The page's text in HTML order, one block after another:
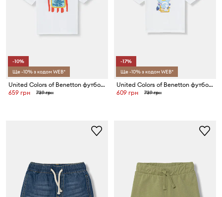
-10%
Ще -10% з кодом WEB*
United Colors of Benetton футболка дитяча бавовняна
659 грн
739 грн
-17%
Ще -10% з кодом WEB*
United Colors of Benetton футболка дитяча бавовняна
609 грн
739 грн